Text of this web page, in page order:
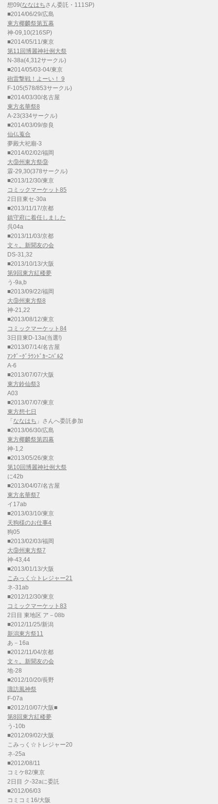
想09(ななはちさん委託・111SP)
■2014/06/29/広島
東方椰麟祭第五幕
神-09,10(216SP)
■2014/05/11/東京
第11回博麗神社例大祭
N-38a(4,312サークル)
■2014/05/03-04/東京
砲雷撃戦！よーい！ 9
F-105(578/853サークル)
■2014/03/30/名古屋
東方名華祭8
A-23(334サークル)
■2014/03/09/奈良
仙仏蒐合
夢殿大祀廟-3
■2014/02/02/福岡
大⑨州東方祭⑨
霖-29,30(378サークル)
■2013/12/30/東京
コミックマーケット85
2日目東セ-30a
■2013/11/17/京都
鎮守府に着任しました
呉04a
■2013/11/03/京都
文々。新聞友の会
DS-31,32
■2013/10/13/大阪
第9回東方紅楼夢
う-9a,b
■2013/09/22/福岡
大⑨州東方祭8
神-21,22
■2013/08/12/東京
コミックマーケット84
3日目東D-13a(当選!)
■2013/07/14/名古屋
ｱﾝﾀﾞｰｸﾞﾗｳﾝﾄﾞｶｰﾆﾊﾞﾙ2
A-6
■2013/07/07/大阪
東方鈴仙祭3
A03
■2013/07/07/東京
東方想七日
「 ななはち 」さんへ委託参加
■2013/06/30/広島
東方椰麟祭第四幕
神-1,2
■2013/05/26/東京
第10回博麗神社例大祭
に42b
■2013/04/07/名古屋
東方名華祭7
イ17ab
■2013/03/10/東京
天狗様のお仕事4
狗05
■2013/02/03/福岡
大⑨州東方祭7
神-43,44
■2013/01/13/大阪
こみっく☆トレジャー21
ネ-31ab
■2012/12/30/東京
コミックマーケット83
2日目 東地区 ア－08b
■2012/11/25/新潟
新潟東方祭11
あ－16a
■2012/11/04/京都
文々。新聞友の会
地-28
■2012/10/20/長野
諏訪風神祭
F-07a
■2012/10/07/大阪■
第8回東方紅楼夢
う-10b
■2012/09/02/大阪
こみっく☆トレジャー20
ネ-25a
■2012/08/11
コミケ82/東京
2日目 ク-32aに委託
■2012/06/03
コミコミ16/大阪